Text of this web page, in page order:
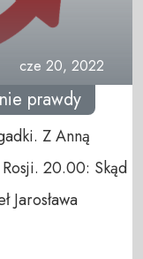
cze 20, 2022
prawdy
Z Anną
20.00: Skąd
Jarosława